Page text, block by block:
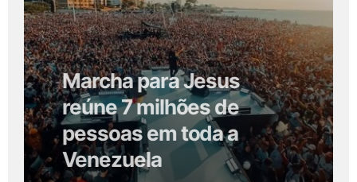
Marcha para Jesus
reúne 7 milhões de
pessoas em toda a
Venezuela